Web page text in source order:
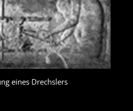
eines Drechslers